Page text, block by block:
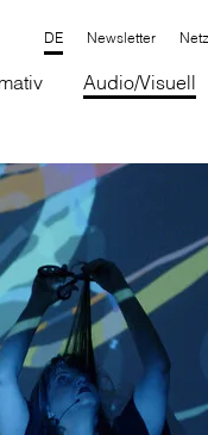
Newsletter
Audio/Visuell